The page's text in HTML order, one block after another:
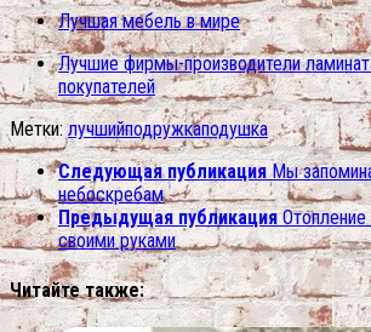
Лучшая мебель в мире
Лучшие фирмы-производители
покупателей
Метки: лучшийподружкаподушка
Следующая публикация Мы
небоскребам
Предыдущая публикация
своими руками
Читайте также: